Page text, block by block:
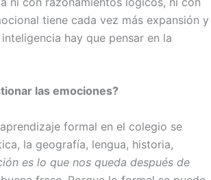
tiene cada vez más expansión y
hay que pensar en la
las emociones?
formal en el colegio se
la geografía, lengua, historia,
es lo que nos queda después de